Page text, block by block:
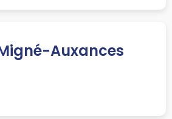
Auxances